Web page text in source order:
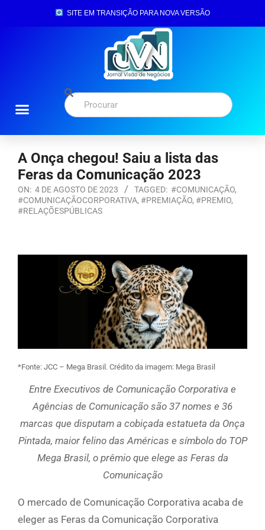
SITE EM TRANSIÇÃO PARA NOVA VERSÃO
A Onça chegou! Saiu a lista das
Feras da Comunicação 2023
ON: 4 DE AGOSTO DE 2023 TAGGED: #COMUNICAÇÃO,
#COMUNICAÇÃOCORPORATIVA, #PREMIAÇÃO, #PREMIO,
#RELAÇÕESPÚBLICAS
*Fonte: JCC – Mega Brasil. Crédito da imagem: Mega Brasil
Entre Executivos de Comunicação Corporativa e
Agências de Comunicação são 37 nomes e 36
marcas que disputam a cobiçada estatueta da Onça
Pintada, maior felino das Américas e símbolo do TOP
Mega Brasil, o prêmio que elege as Feras da
Comunicação
O mercado de Comunicação Corporativa acaba de
eleger as Feras da Comunicação Corporativa